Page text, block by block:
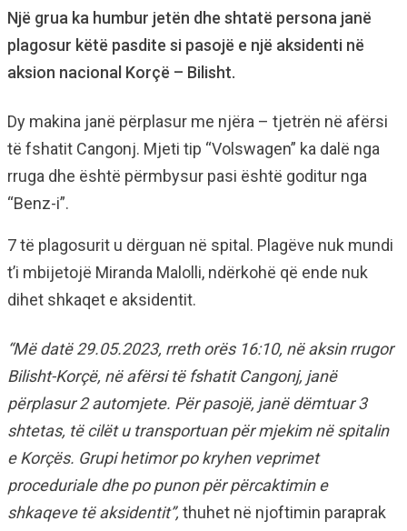
Një grua ka humbur jetën dhe shtatë persona janë
plagosur këtë pasdite si pasojë e një aksidenti në
aksion nacional Korçë – Bilisht.
Dy makina janë përplasur me njëra – tjetrën në afërsi
të fshatit Cangonj. Mjeti tip “Volswagen” ka dalë nga
rruga dhe është përmbysur pasi është goditur nga
“Benz-i”.
7 të plagosurit u dërguan në spital. Plagëve nuk mundi
t’i mbijetojë Miranda Malolli, ndërkohë që ende nuk
dihet shkaqet e aksidentit.
“Më datë 29.05.2023, rreth orës 16:10, në aksin rrugor
Bilisht-Korçë, në afërsi të fshatit Cangonj, janë
përplasur 2 automjete. Për pasojë, janë dëmtuar 3
shtetas, të cilët u transportuan për mjekim në spitalin
e Korçës. Grupi hetimor po kryhen veprimet
proceduriale dhe po punon për përcaktimin e
shkaqeve të aksidentit”, thuhet në njoftimin paraprak